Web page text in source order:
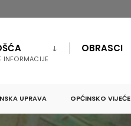
INFORMACIJE
OBRASCI
UPRAVA OPĆINSKO VIJEĆE